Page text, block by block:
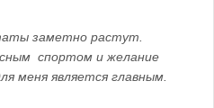
заметно растут.
спортом и желание
меня является главным.